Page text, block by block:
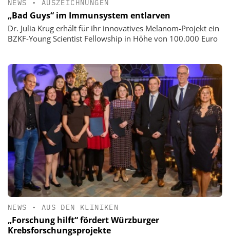
NEWS • AUSZEICHNUNGEN
„Bad Guys“ im Immunsystem entlarven
Dr. Julia Krug erhält für ihr innovatives Melanom-Projekt ein
BZKF-Young Scientist Fellowship in Höhe von 100.000 Euro
NEWS • AUS DEN KLINIKEN
„Forschung hilft“ fördert Würzburger
Krebsforschungsprojekte